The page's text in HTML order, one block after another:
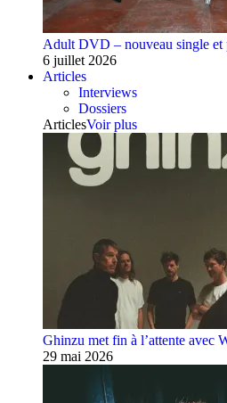
Adult DVD – nouveau single et
6 juillet 2026
Articles
Interviews
Dossiers
ArticlesVoir plus
Ghinzu met fin à l’attente avec
29 mai 2026